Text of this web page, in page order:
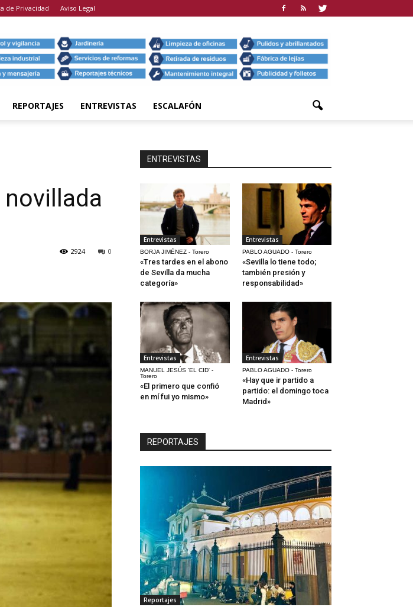
de Privacidad Aviso Legal
REPORTAJES ENTREVISTAS ESCALAFÓN
0
2924
ENTREVISTAS
Entrevistas
BORJA JIMÉNEZ - Torero
«Tres tardes en el abono
de Sevilla da mucha
categoría»
Entrevistas
PABLO AGUADO - Torero
«Sevilla lo tiene todo;
también presión y
responsabilidad»
Entrevistas
MANUEL JESÚS 'EL CID' -
Torero
«El primero que confió
en mí fui yo mismo»
Entrevistas
PABLO AGUADO - Torero
«Hay que ir partido a
partido: el domingo toca
Madrid»
REPORTAJES
Reportajes